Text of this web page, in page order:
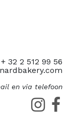
+ 32 2 512 99 56
en via telefoon